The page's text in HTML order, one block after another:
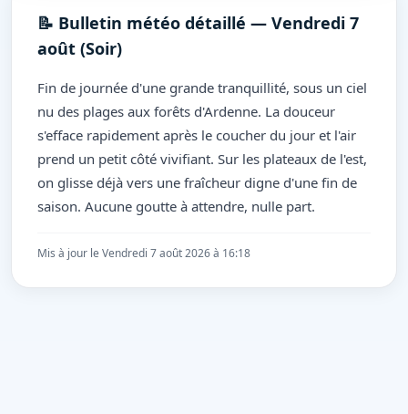
📝 Bulletin météo détaillé — Vendredi 7
août (Soir)
Fin de journée d'une grande tranquillité, sous un ciel
nu des plages aux forêts d'Ardenne. La douceur
s'efface rapidement après le coucher du jour et l'air
prend un petit côté vivifiant. Sur les plateaux de l'est,
on glisse déjà vers une fraîcheur digne d'une fin de
saison. Aucune goutte à attendre, nulle part.
Mis à jour le Vendredi 7 août 2026 à 16:18